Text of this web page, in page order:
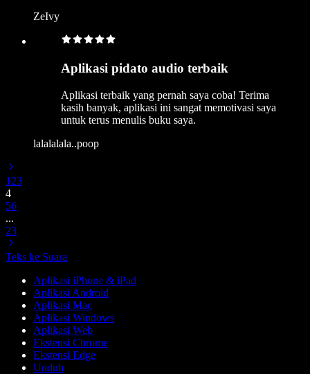
ZeIvy
Aplikasi pidato audio terbaik
Aplikasi terbaik yang pernah saya coba! Terima
kasih banyak, aplikasi ini sangat memotivasi saya
untuk terus menulis buku saya.
lalalalala..poop
1 23
4
56
...
23
Teks ke Suara
Aplikasi iPhone & iPad
Aplikasi Android
Aplikasi Mac
Aplikasi Windows
Aplikasi Web
Ekstensi Chrome
Ekstensi Edge
Unduh